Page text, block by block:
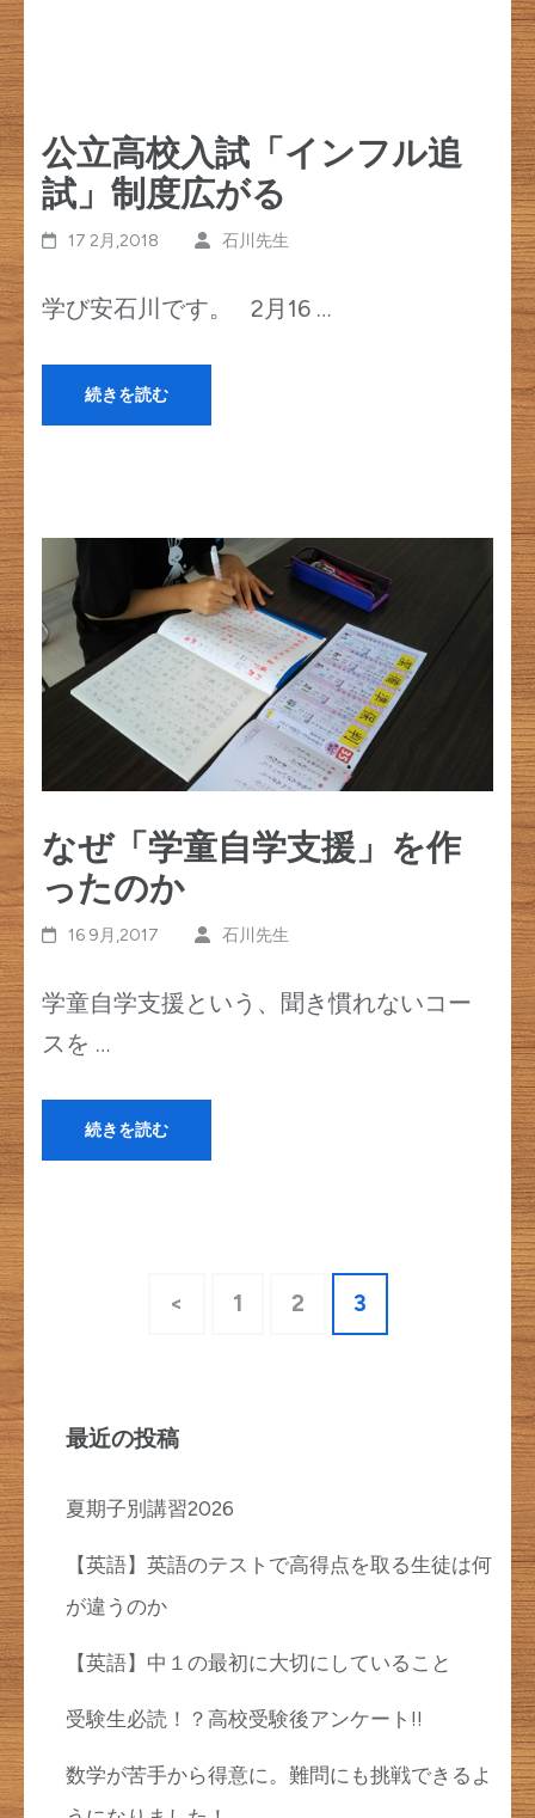
公立高校入試「インフル追
試」制度広がる
17 2月,2018 石川先生
学び安石川です。 2月16 …
続きを読む
なぜ「学童自学支援」を作
ったのか
16 9月,2017 石川先生
学童自学支援という、聞き慣れないコー
スを …
続きを読む
ー
ジ
<
固
1
固
2
固
定
3
最近の投稿
夏期子別講習2026
【英語】英語のテストで高得点を取る生徒は何
が違うのか
【英語】中１の最初に大切にしていること
受験生必読！？高校受験後アンケート!!
数学が苦手から得意に。難問にも挑戦できるよ